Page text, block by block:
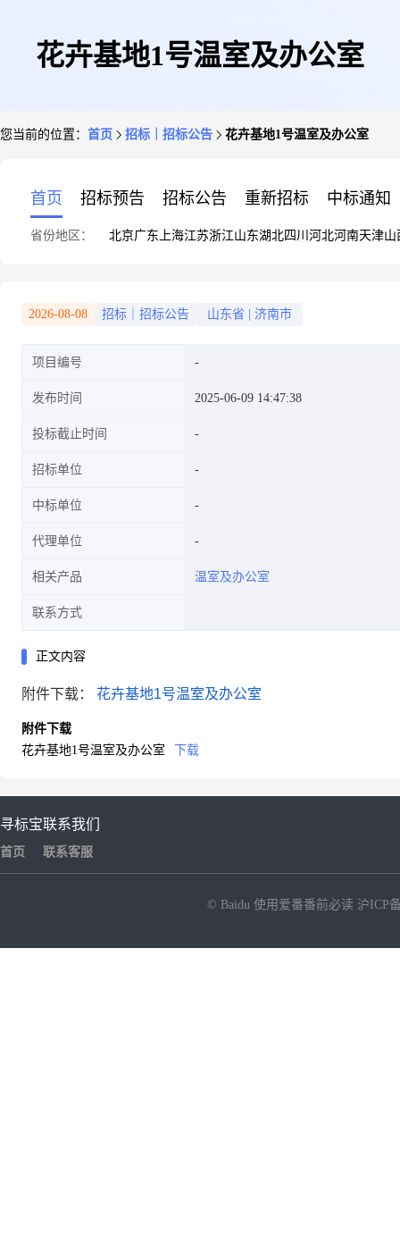
花卉基地1号温室及办公室
您当前的位置： 首页 招标｜招标公告 花卉基地1号温室及办公室
首页 招标预告 招标公告 重新招标 中标通知
省份地区： 北京广东 上海江苏浙江山东湖北四川 河北河南天津山
2026-08-08 招标｜招标公告 山东省 济南市
项目编号
发布时间 2025-06-09 14:47:38
投标截止时间
招标单位
中标单位
代理单位
相关产品 温室及办公室
联系方式
正文内容
附件下载： 花卉基地1号温室及办公室
附件下载
花卉基地1号温室及办公室
下载
寻标宝
首页
联系我们
联系客服
© Baidu 使用爱番番前必读 沪ICP